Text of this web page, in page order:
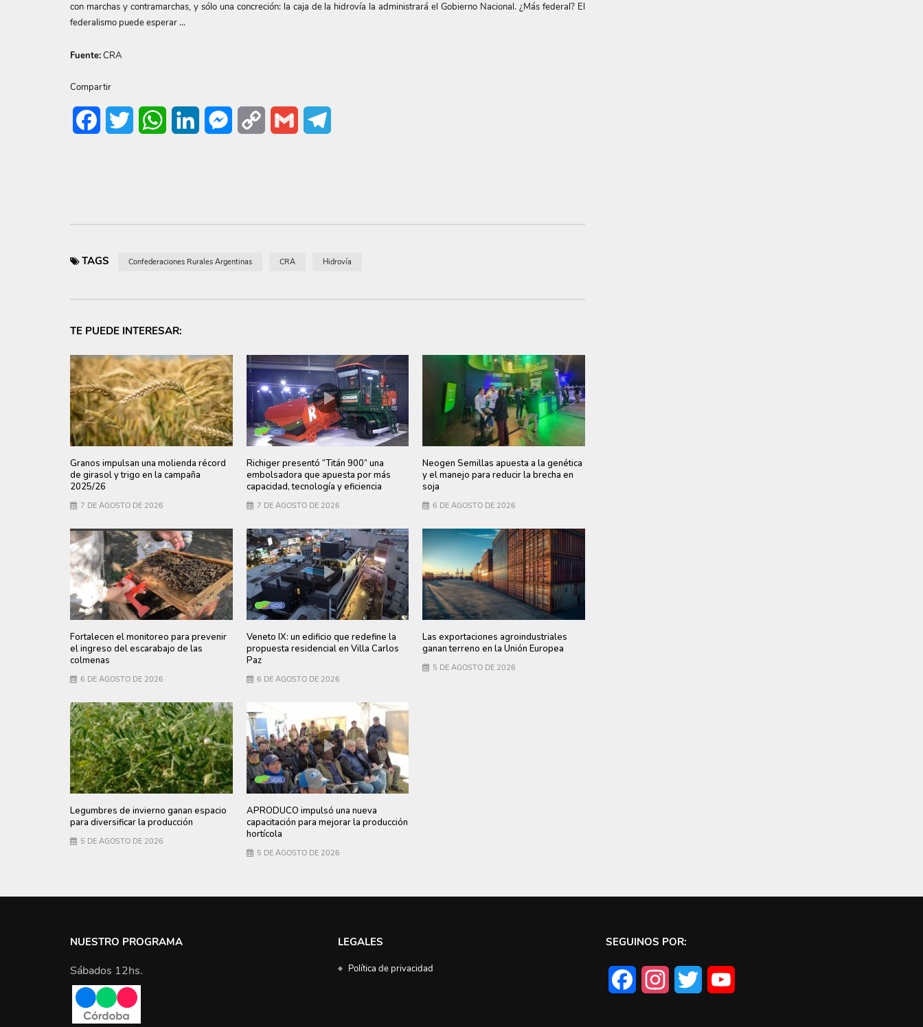
con marchas y contramarchas, y sólo una concreción: la caja de la hidrovía la administrará el Gobierno Nacional. ¿Más federal? El
federalismo puede esperar …
Fuente:CRA
Compartir
FacebookTwitter WhatsAppLinkedIn Messenger
Copy
Gmail
TAGS Confederaciones Rurales Argentinas CRA Hidrovía
TE PUEDE INTERESAR:
Granos impulsan una molienda récord
de girasol y trigo en la campaña
2025/26
7 DE AGOSTO DE 2026
Richiger presentó “Titán 900” una
embolsadora que apuesta por más
capacidad, tecnología y eficiencia
7 DE AGOSTO DE 2026
Neogen Semillas apuesta a la genética
y el manejo para reducir la brecha en
soja
6 DE AGOSTO DE 2026
Fortalecen el monitoreo para prevenir
el ingreso del escarabajo de las
colmenas
6 DE AGOSTO DE 2026
Veneto IX: un edificio que redefine la
propuesta residencial en Villa Carlos
Paz
6 DE AGOSTO DE 2026
Las exportaciones agroindustriales
ganan terreno en la Unión Europea
5 DE AGOSTO DE 2026
Legumbres de invierno ganan espacio
para diversificar la producción
5 DE AGOSTO DE 2026
APRODUCO impulsó una nueva
capacitación para mejorar la producción
hortícola
5 DE AGOSTO DE 2026
NUESTRO PROGRAMA
Sábados 12hs.
LEGALES
Política de privacidad
SEGUINOS POR:
FacebookInstagramTwitter